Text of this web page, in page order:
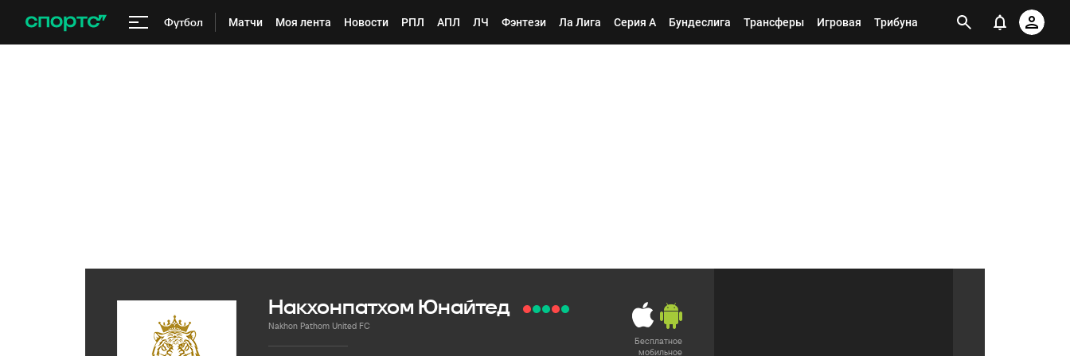
Футбол Матчи Моя лента Новости РПЛ АПЛ ЛЧ Фэнтези Ла Лига Серия А Бундеслига Трансферы Игровая Трибуна
Бесплатное
мобильное
Накхонпатхом Юнайтед
Nakhon Pathom United FC